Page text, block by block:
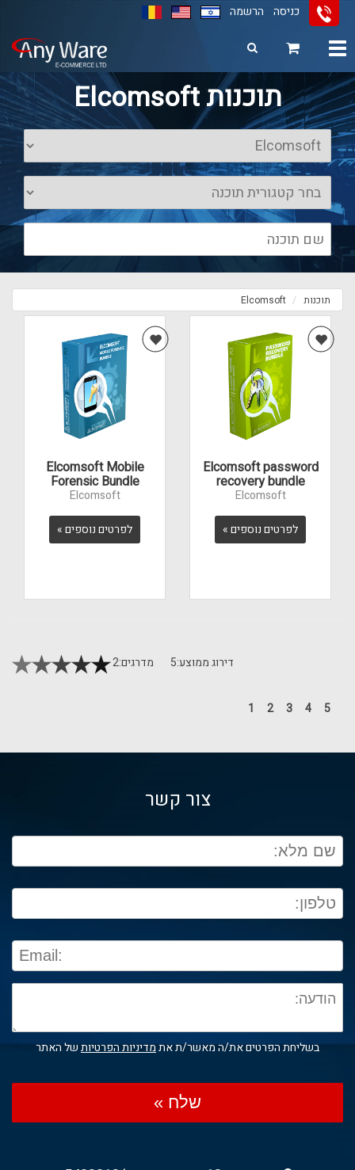
11
12
13
כניסה הרשמה
Toggle
תוכנות Elcomsoft
תוכנות Elcomsoft
Elcomsoft password
recovery bundle
Elcomsoft
לפרטים נוספים »
Elcomsoft Mobile
Forensic Bundle
Elcomsoft
לפרטים נוספים »
דירוג ממוצע:5 מדרגים:2
5
4
3
2
1
צור קשר
בשליחת הפרטים את/ה מאשר/ת אתמדיניות הפרטיותשל האתר
שלח »